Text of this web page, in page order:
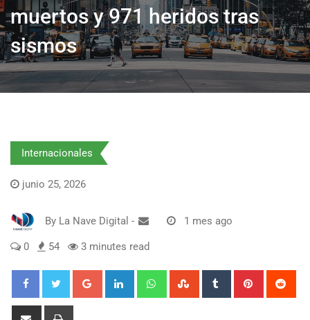
muertos y 971 heridos tras
sismos
Internacionales
junio 25, 2026
By La Nave Digital - 1 mes ago
0 54 3 minutes read
Google+ LinkedIn WhatsappStumbleUpon
Tumblr Pinterest
Share